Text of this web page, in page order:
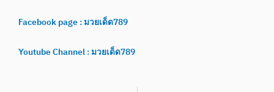
Facebook page : มวยเด็ด789
Youtube Channel : มวยเด็ด789